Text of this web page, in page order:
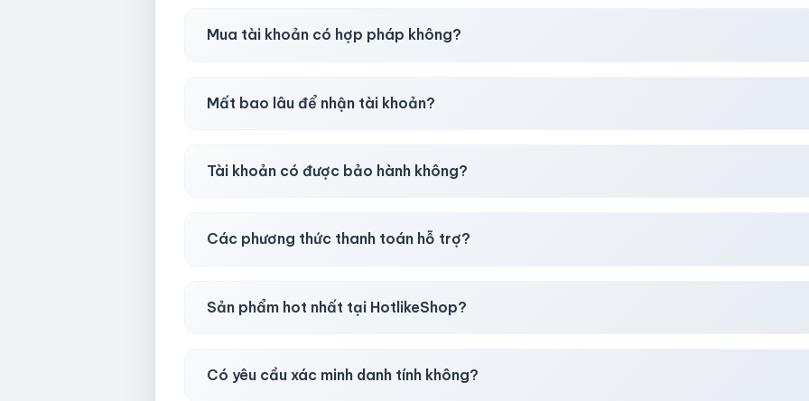
Mua tài khoản có hợp pháp không?
Mất bao lâu để nhận tài khoản?
Tài khoản có được bảo hành không?
Các phương thức thanh toán hỗ trợ?
Sản phẩm hot nhất tại HotlikeShop?
Có yêu cầu xác minh danh tính không?